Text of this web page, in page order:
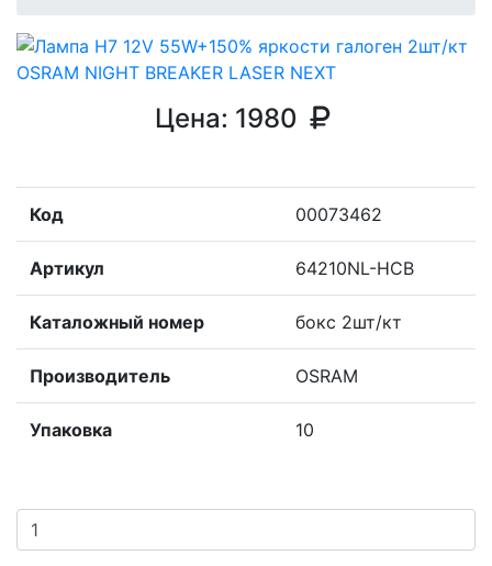
Цена: 1980
Код 00073462
Артикул 64210NL-HCB
Каталожный номер бокс 2шт/кт
Производитель OSRAM
Упаковка 10